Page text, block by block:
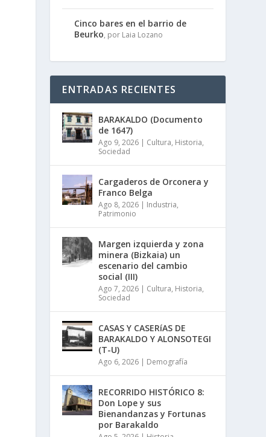
Cinco bares en el barrio de
Beurko, por Laia Lozano
ENTRADAS RECIENTES
BARAKALDO (Documento
de 1647)
Ago 9, 2026 | Cultura, Historia,
Sociedad
Cargaderos de Orconera y
Franco Belga
Ago 8, 2026 | Industria,
Patrimonio
Margen izquierda y zona
minera (Bizkaia) un
escenario del cambio
social (III)
Ago 7, 2026 | Cultura, Historia,
Sociedad
CASAS Y CASERíAS DE
BARAKALDO Y ALONSOTEGI
(T-U)
Ago 6, 2026 | Demografía
RECORRIDO HISTÓRICO 8:
Don Lope y sus
Bienandanzas y Fortunas
por Barakaldo